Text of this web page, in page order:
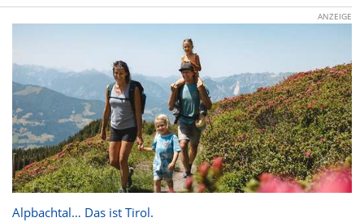
ANZEIGE
Alpbachtal… Das ist Tirol.